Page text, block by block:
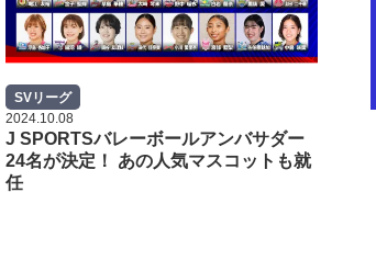
SVリーグ
2024.10.08
J SPORTSバレーボールアンバサダー
24名が決定！ あの人気マスコットも就
任